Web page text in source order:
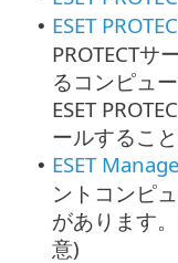
• ESET
PROTECTサ
るコンピュ
ESET
ールするこ
• ESET
ントコンピ
があります
意)